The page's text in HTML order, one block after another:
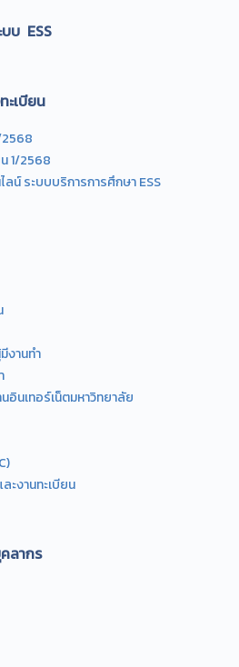
บบ ESS
ะเบียน
2568
1/2568
น์ ระบบบริการการศึกษา ESS
งานทำ
อินเทอร์เน็ตมหาวิทยาลัย
ะงานทะเบียน
ลากร